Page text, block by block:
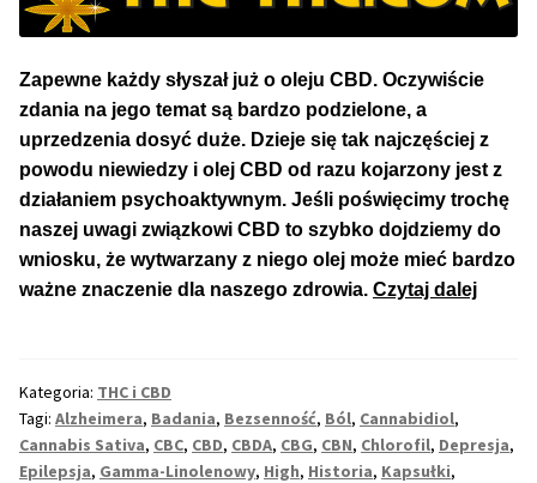
Półautomaty Outdoor
Automaty XXL
Pełnosezonowe XXL
Szybkie Automaty
Max THC 21% i Więcej
Medyczne Odmiany
Regularne
Zapewne każdy słyszał już o oleju CBD. Oczywiście
zdania na jego temat są bardzo podzielone, a
uprzedzenia dosyć duże. Dzieje się tak najczęściej z
powodu niewiedzy i olej CBD od razu kojarzony jest z
działaniem psychoaktywnym. Jeśli poświęcimy trochę
naszej uwagi związkowi CBD to szybko dojdziemy do
wniosku, że wytwarzany z niego olej może mieć bardzo
ważne znaczenie dla naszego zdrowia. Czytaj dalejOlej
Kategoria: THC i CBD
Tagi: Alzheimera, Badania, Bezsenność, Ból, Cannabidiol,
Cannabis Sativa, CBC, CBD, CBDA, CBG, CBN, Chlorofil, Depresja,
Epilepsja, Gamma-Linolenowy, High, Historia, Kapsułki,